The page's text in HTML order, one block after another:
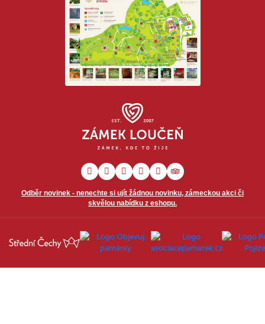
Odběr novinek - nenechte si ujít žádnou novinku, zámeckou akci či
skvělou nabídku z eshopu.